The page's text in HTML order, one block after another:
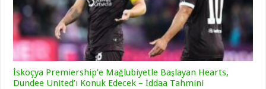
İskoçya Premiership’e Mağlubiyetle Başlayan Hearts,
Dundee United’ı Konuk Edecek – İddaa Tahmini